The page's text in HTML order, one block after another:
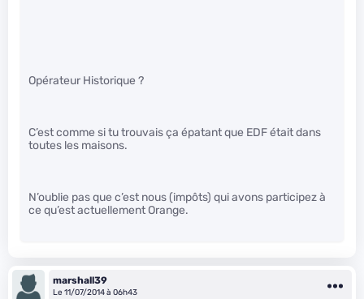
Opérateur Historique ?
C’est comme si tu trouvais ça épatant que EDF était dans
toutes les maisons.
N’oublie pas que c’est nous (impôts) qui avons participez à
ce qu’est actuellement Orange.
marshall39
Le 11/07/2014 à 06h43